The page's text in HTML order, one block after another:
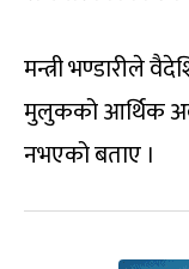
मन्त्री भण्डारीले
मुलुकको आर्थिक
नभएको बताए ।